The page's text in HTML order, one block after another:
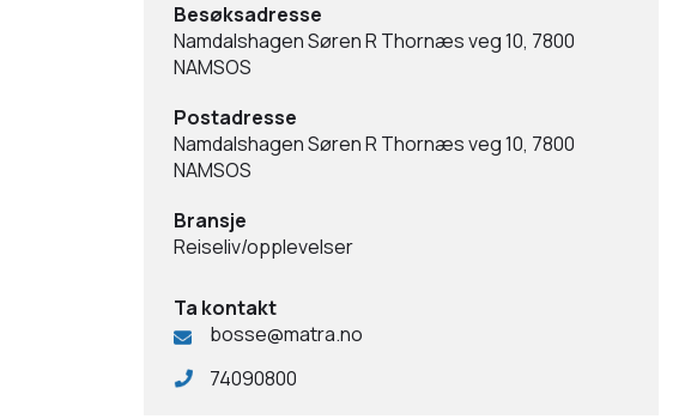
Besøksadresse
Namdalshagen Søren R Thornæs veg 10, 7800
NAMSOS
Postadresse
Namdalshagen Søren R Thornæs veg 10, 7800
NAMSOS
Bransje
Reiseliv/opplevelser
Ta kontakt
bosse@matra.no
74090800